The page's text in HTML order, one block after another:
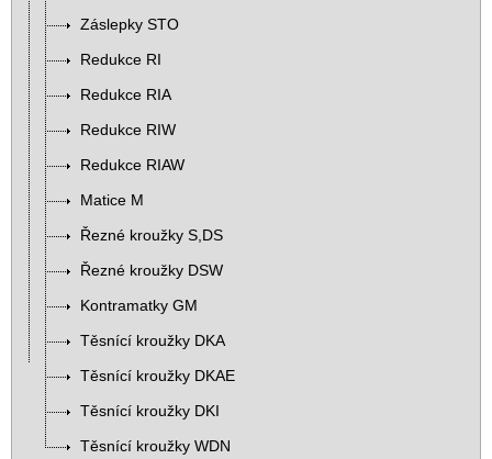
Záslepky STO
Redukce RI
Redukce RIA
Redukce RIW
Redukce RIAW
Matice M
Řezné kroužky S,DS
Řezné kroužky DSW
Kontramatky GM
Těsnící kroužky DKA
Těsnící kroužky DKAE
Těsnící kroužky DKI
Těsnící kroužky WDN